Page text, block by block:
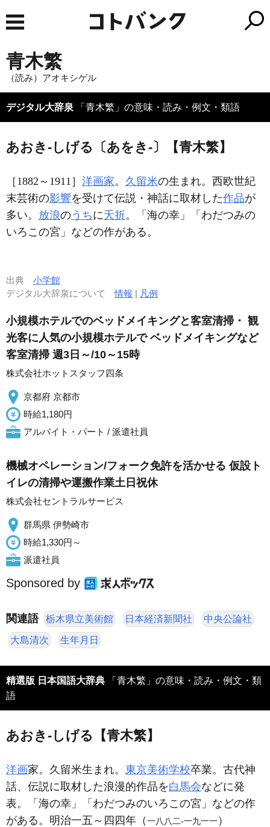
青木繁
（読み）アオキシゲル
デジタル大辞泉 「青木繁」の意味・読み・例文・類語
あおき‐しげる〔あをき‐〕【青木繁】
［1882～1911］ 洋画家。 久留米の生まれ。西欧世紀
末芸術の影響を受けて伝説・神話に取材した作品が
多い。 放浪のうちに夭折。「海の幸」「わだつみの
いろこの宮」などの作がある。
出典 小学館
デジタル大辞泉について情報 | 凡例
小規模ホテルでのベッドメイキングと客室清掃・ 観
光客に人気の小規模ホテルで ベッドメイキングなど
客室清掃 週3日～/10～15時
株式会社ホットスタッフ四条
京都府 京都市
時給1,180円
アルバイト・パート / 派遣社員
機械オペレーション/フォーク免許を活かせる 仮設ト
イレの清掃や運搬作業土日祝休
株式会社セントラルサービス
群馬県 伊勢崎市
時給1,330円～
派遣社員
Sponsored by
関連語 栃木県立美術館 日本経済新聞社 中央公論社
大島清次 生年月日
精選版 日本国語大辞典 「青木繁」の意味・読み・例文・類
語
あおき‐しげる【青木繁】
洋画家。久留米生まれ。 東京美術学校卒業。古代神
話、伝説に取材した浪漫的作品を白馬会などに発
表。「海の幸」「わだつみのいろこの宮」などの作
がある。明治一五～四四年（一八八二‐一九一一）